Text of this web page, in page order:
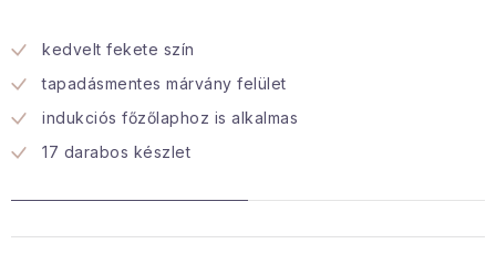
Érintkezés
Rólunk
kedvelt fekete szín
tapadásmentes márvány felület
indukciós főzőlaphoz is alkalmas
17 darabos készlet